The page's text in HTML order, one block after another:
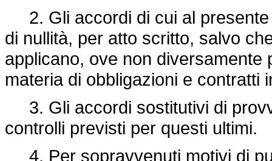
2. Gli accordi di cui al presente
di nullità, per atto scritto, salvo
applicano, ove non
materia di obbligazioni e contratti
3. Gli accordi sostitutivi di
controlli previsti per questi ultimi.
4. Per sopravvenuti motivi di